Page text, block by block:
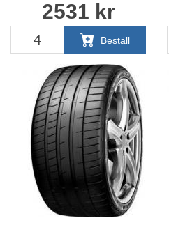
2531 kr
Beställ